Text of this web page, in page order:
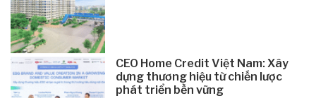
CEO Home Credit Việt Nam: Xây
dựng thương hiệu từ chiến lược
phát triển bền vững